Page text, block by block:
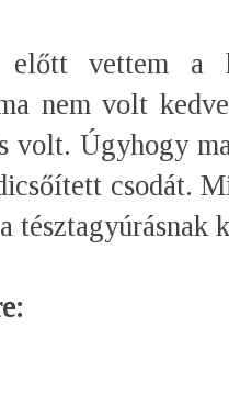
előtt vettem a
nem volt
volt. Úgyhogy
csodát.
tésztagyúrásnak